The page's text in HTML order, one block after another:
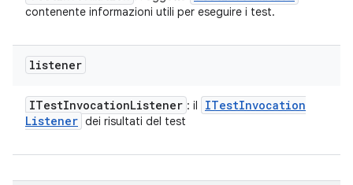
contenente informazioni utili per eseguire i test.
listener
ITestInvocationListener : il ITestInvocation
Listener dei risultati del test